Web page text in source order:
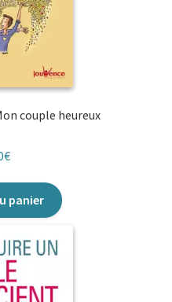
couple heureux
€
panier